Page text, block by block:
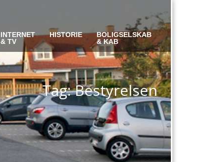
INTERNET
& TV
HISTORIE
BOLIGSELSKAB
& KAB
Tag: Bestyrelsen